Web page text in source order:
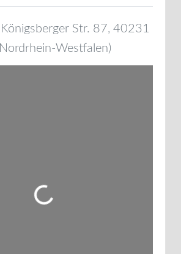
Königsberger Str. 87, 40231
Nordrhein-Westfalen)
Wird geladen …